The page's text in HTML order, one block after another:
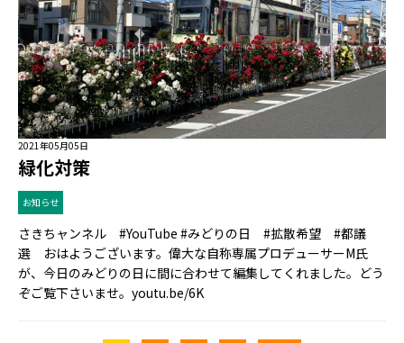
2021年05月05日
緑化対策
お知らせ
さきちャンネル #YouTube #みどりの日 #拡散希望 #都議
選 おはようございます。偉大な自称専属プロデューサーM氏
が、今日のみどりの日に間に合わせて編集してくれました。どう
ぞご覧下さいませ。youtu.be/6K